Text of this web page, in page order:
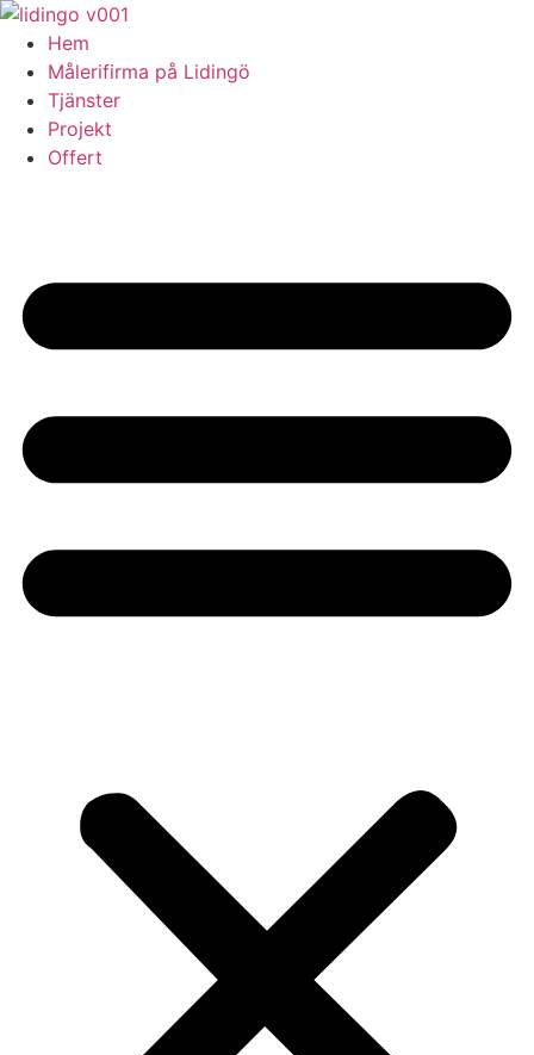
Skip
content
Hem
Målerifirma på Lidingö
Tjänster
Projekt
Offert